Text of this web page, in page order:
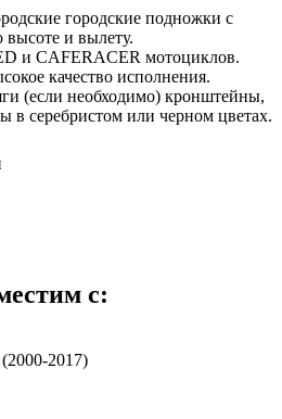
городские подножки с
высоте и вылету.
и CAFERACER мотоциклов.
качество исполнения.
(если необходимо) кронштейны,
серебристом или черном цветах.
с:
2017)